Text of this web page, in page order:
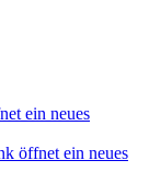
ein neues
öffnet ein neues